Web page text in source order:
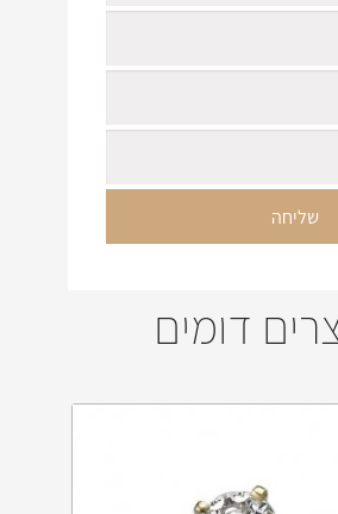
דומים